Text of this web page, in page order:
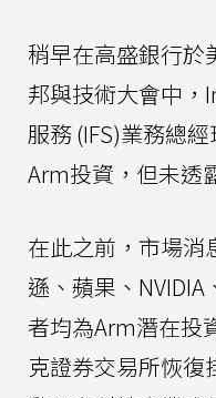
稍早在高盛銀行於
邦與技術大會中，
服務 (IFS)業務總
Arm投資，但未透
在此之前，市場消
遜、蘋果、
者均為Arm潛在投
克證券交易所恢